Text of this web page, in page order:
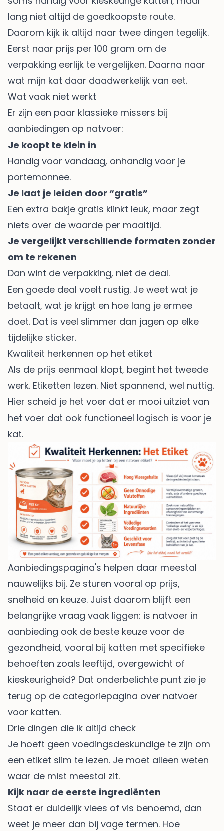
lang niet altijd de goedkoopste route.
Daarom kijk ik altijd naar twee dingen tegelijk.
Eerst naar prijs per 100 gram om de
verpakking eerlijk te vergelijken. Daarna naar
wat mijn kat daar daadwerkelijk van eet.
Wat vaak niet werkt
Er zijn een paar klassieke missers bij
aanbiedingen op natvoer:
Je koopt te klein in
Handig voor vandaag, onhandig voor je
portemonnee.
Je laat je leiden door “gratis”
Een extra bakje gratis klinkt leuk, maar zegt
niets over de waarde per maaltijd.
Je vergelijkt verschillende formaten zonder
om te rekenen
Dan wint de verpakking, niet de deal.
Een goede deal voelt rustig. Je weet wat je
betaalt, wat je krijgt en hoe lang je ermee
doet. Dat is veel slimmer dan jagen op elke
tijdelijke sticker.
Kwaliteit herkennen op het etiket
Als de prijs eenmaal klopt, begint het tweede
werk. Etiketten lezen. Niet spannend, wel nuttig.
Hier scheid je het voer dat er mooi uitziet van
het voer dat ook functioneel logisch is voor je
kat.
Aanbiedingspagina's helpen daar meestal
nauwelijks bij. Ze sturen vooral op prijs,
snelheid en keuze. Juist daarom blijft een
belangrijke vraag vaak liggen: is natvoer in
aanbieding ook de beste keuze voor de
gezondheid, vooral bij katten met specifieke
behoeften zoals leeftijd, overgewicht of
kieskeurigheid? Dat onderbelichte punt zie je
terug op de categoriepagina over natvoer
voor katten.
Drie dingen die ik altijd check
Je hoeft geen voedingsdeskundige te zijn om
een etiket slim te lezen. Je moet alleen weten
waar de mist meestal zit.
Kijk naar de eerste ingrediënten
Staat er duidelijk vlees of vis benoemd, dan
weet je meer dan bij vage termen. Hoe